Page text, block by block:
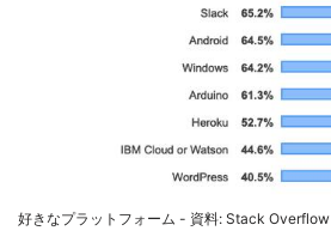
好きなプラットフォーム - 資料: Stack Overflow